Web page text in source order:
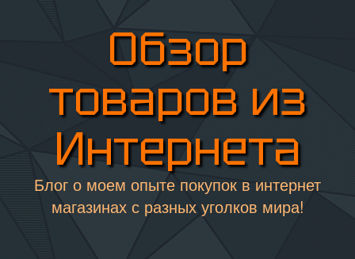
Обзор
товаров из
Интернета
Блог о моем опыте покупок в интернет
магазинах с разных уголков мира!